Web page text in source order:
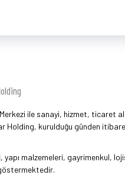
Merkezi ile sanayi, hizmet, ticaret
Holding, kurulduğu günden
malzemeleri, gayrimenkul,